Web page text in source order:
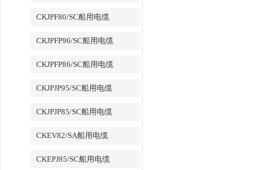
CKJPF80/SC船用电缆
CKJPFP96/SC船用电缆
CKJPFP86/SC船用电缆
CKJPJP95/SC船用电缆
CKJPJP85/SC船用电缆
CKEV82/SA船用电缆
CKEPJ85/SC船用电缆